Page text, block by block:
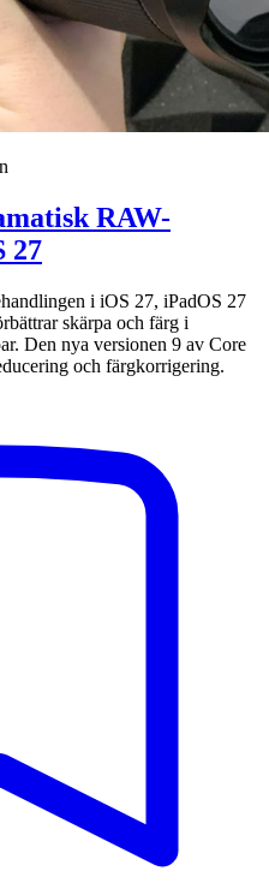
RAW-
27
i iOS 27, iPadOS 27
skärpa och färg i
Den nya versionen 9 av Core
och färgkorrigering.